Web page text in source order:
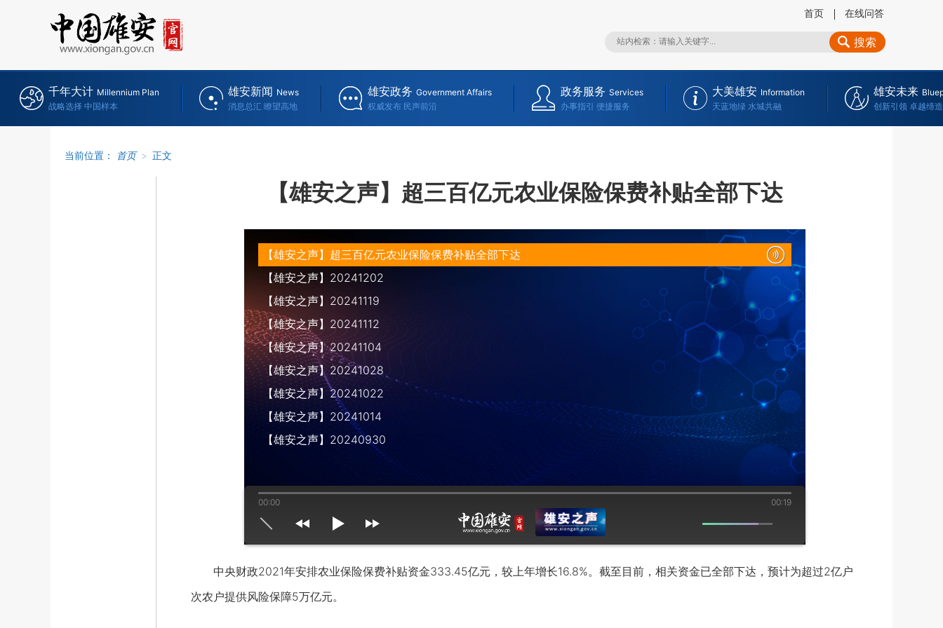
首页 在线问答
搜索
千年大计 Millennium Plan
战略选择 中国样本
雄安新闻 News
消息总汇 瞭望高地
雄安政务 Government Affairs
权威发布 民声前沿
政务服务 Services
办事指引 便捷服务
大美雄安 Information
天蓝地绿 水城共融
雄安未来
创新引领 卓越缔造
当前位置： 首页 > 正文
【雄安之声】超三百亿元农业保险保费补贴全部下达
【雄安之声】超三百亿元农业保险保费补贴全部下达
【雄安之声】20241202
【雄安之声】20241119
【雄安之声】20241112
【雄安之声】20241104
【雄安之声】20241028
【雄安之声】20241022
【雄安之声】20241014
【雄安之声】20240930
00:00 00:19
mute max volume
中央财政2021年安排农业保险保费补贴资金333.45亿元，较上年增长16.8%。截至目前，相关资金已全部下达，预计为超过2亿户
次农户提供风险保障5万亿元。